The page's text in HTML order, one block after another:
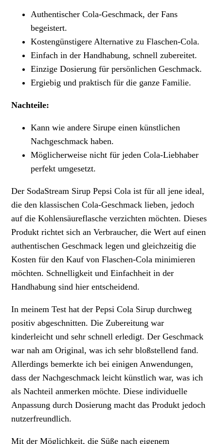
Authentischer Cola-Geschmack, der Fans
begeistert.
Kostengünstigere Alternative zu Flaschen-Cola.
Einfach in der Handhabung, schnell zubereitet.
Einzige Dosierung für persönlichen Geschmack.
Ergiebig und praktisch für die ganze Familie.
Nachteile:
Kann wie andere Sirupe einen künstlichen
Nachgeschmack haben.
Möglicherweise nicht für jeden Cola-Liebhaber
perfekt umgesetzt.
Der SodaStream Sirup Pepsi Cola ist für all jene ideal,
die den klassischen Cola-Geschmack lieben, jedoch
auf die Kohlensäureflasche verzichten möchten. Dieses
Produkt richtet sich an Verbraucher, die Wert auf einen
authentischen Geschmack legen und gleichzeitig die
Kosten für den Kauf von Flaschen-Cola minimieren
möchten. Schnelligkeit und Einfachheit in der
Handhabung sind hier entscheidend.
In meinem Test hat der Pepsi Cola Sirup durchweg
positiv abgeschnitten. Die Zubereitung war
kinderleicht und sehr schnell erledigt. Der Geschmack
war nah am Original, was ich sehr bloßstellend fand.
Allerdings bemerkte ich bei einigen Anwendungen,
dass der Nachgeschmack leicht künstlich war, was ich
als Nachteil anmerken möchte. Diese individuelle
Anpassung durch Dosierung macht das Produkt jedoch
nutzerfreundlich.
Mit der Möglichkeit, die Süße nach eigenem